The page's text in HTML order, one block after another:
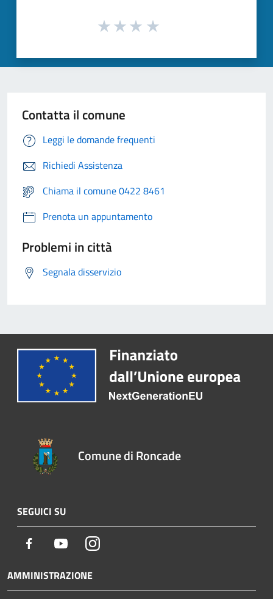
Contatta il comune
Leggi le domande frequenti
Richiedi Assistenza
Chiama il comune 0422 8461
Prenota un appuntamento
Problemi in città
Segnala disservizio
Comune di Roncade
SEGUICI SU
Facebook YoutubeInstagram
AMMINISTRAZIONE